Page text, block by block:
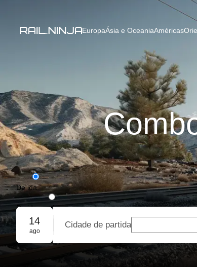
EuropaÁsia e OceaniaAméricas
De ida
De ida e volta
Reserva em grupo
14
ago
Cidade de partida